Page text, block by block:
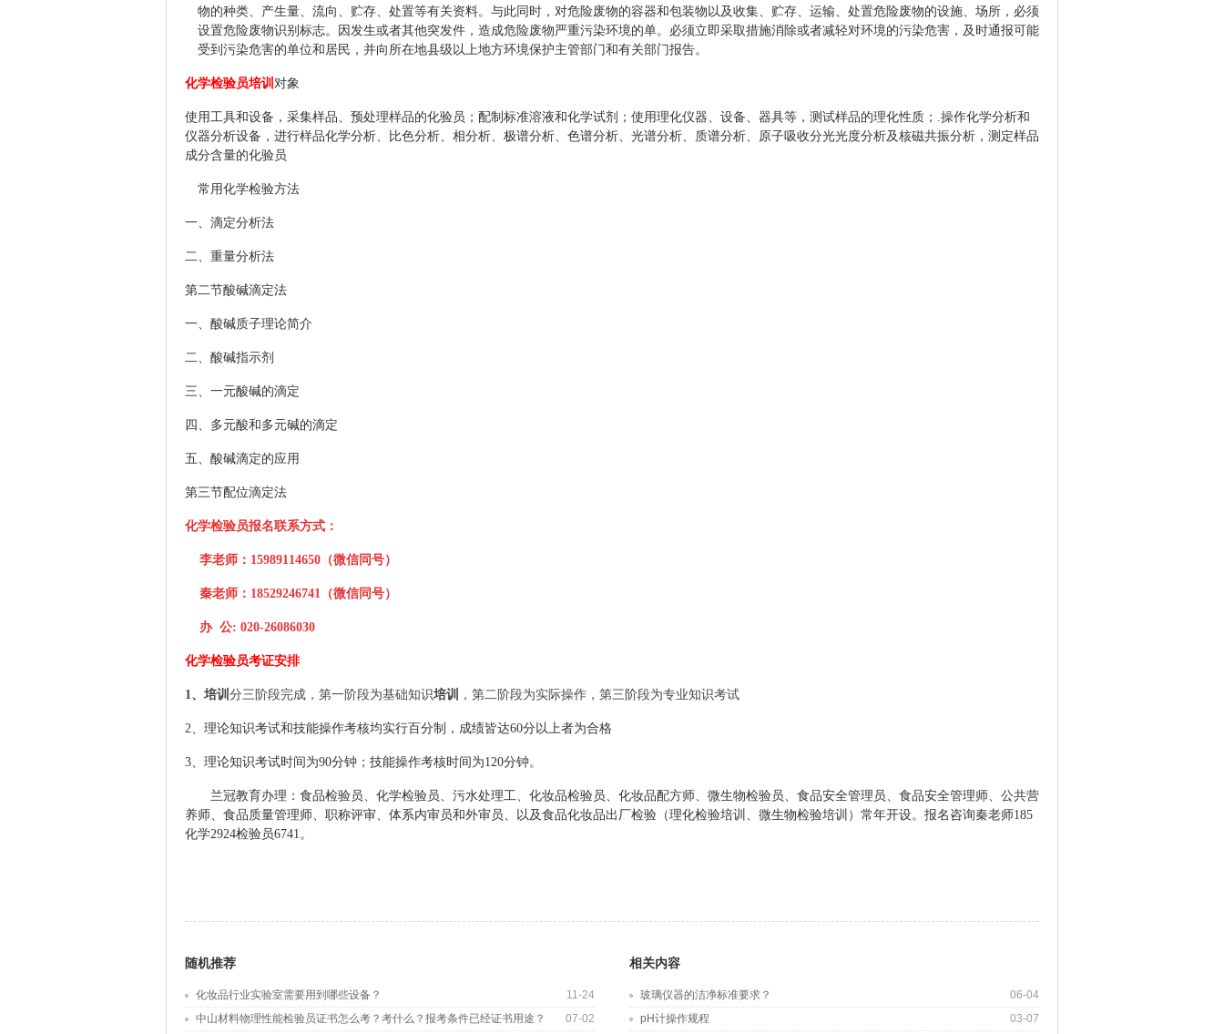
物的种类、产生量、流向、贮存、处置等有关资料。与此同时，对危险废物的容器和包装物以及收集、贮存、运输、处置危险废物的设施、场所，必须
设置危险废物识别标志。因发生或者其他突发件，造成危险废物严重污染环境的单。必须立即采取措施消除或者减轻对环境的污染危害，及时通报可能
受到污染危害的单位和居民，并向所在地县级以上地方环境保护主管部门和有关部门报告。
化学检验员培训 对象
使用工具和设备，采集样品、预处理样品的化验员；配制标准溶液和化学试剂；使用理化仪器、设备、器具等，测试样品的理化性质； .操作化学分析和
仪器分析设备，进行样品化学分析、比色分析、相分析、极谱分析、色谱分析、光谱分析、质谱分析、原子吸收分光光度分析及核磁共振分析，测定样品
成分含量的化验员
常用化学检验方法
一、 滴定分析法
二、 重量分析法
第二节酸碱滴定法
一、 酸碱质子理论简介
二、酸碱指示剂
三、一元酸碱的滴定
四、多元酸和多元碱的滴定
五、酸碱滴定的应用
第三节配位滴定法
化学检验员报名联系方式：
李老师：15989114650（微信同号）
秦老师：18529246741（微信同号）
办 公: 020-26086030
化学检验员考证安排
1、 培训 分三阶段完成，第一阶段为基础知识培训 ，第二阶段为实际操作，第三阶段为专业知识考试
2、理论知识考试和技能操作考核均实行百分制，成绩皆达60分以上者为合格
3、 理论知识考试时间为90分钟 ；技能操作考核时间为120分钟。
兰冠教育办理：食品检验员、化学检验员、 污水处理工、化妆品检验员、化妆品配方师、微生物检验员、食品安全管理员、 食品安全管理师、公共营
养师、食品质量管理师、职称评审、体系内审员和外审员、 以及食品化妆品出厂检验（理化检验培训、微生物检验培训）常年开设。 报名咨询秦老师185
化学2924检验员6741。
随机推荐
11-24
化妆品行业实验室需要用到哪些设备？
07-02
中山材料物理性能检验员证书怎么考？考什么？报考条件已经证书用途？
相关内容
06-04
玻璃仪器的洁净标准要求？
03-07
pH计操作规程